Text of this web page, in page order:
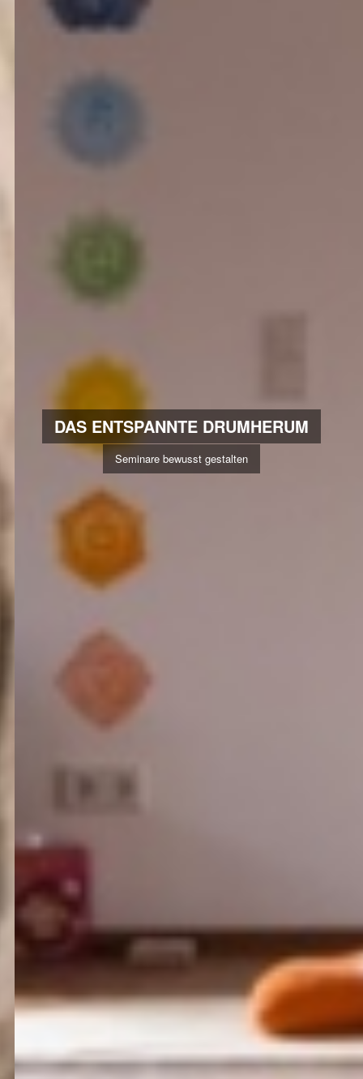
DAS ENTSPANNTE DRUMHERUM
Seminare bewusst gestalten